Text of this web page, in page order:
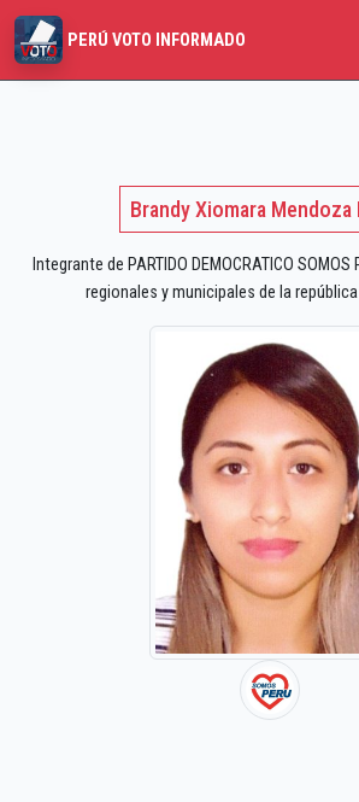
PERÚ VOTO INFORMADO
Brandy Xiomara Mendoza
Integrante de PARTIDO DEMOCRATICO
regionales y municipales de la